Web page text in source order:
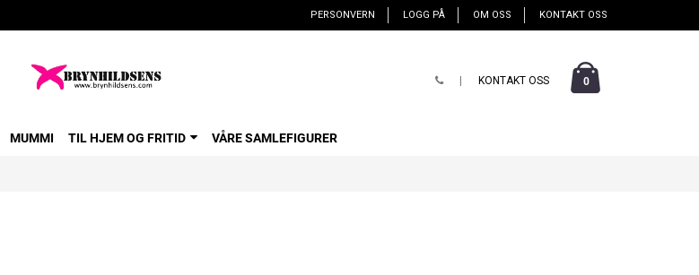
PERSONVERN LOGG PÅ OM OSS KONTAKT OSS
KONTAKT OSS 0
MUMMI TIL HJEM OG FRITID VÅRE SAMLEFIGURER